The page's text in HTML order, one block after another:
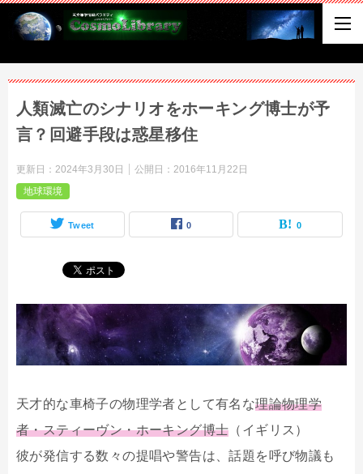
人類滅亡のシナリオをホーキング博士が予
言？回避手段は惑星移住
更新日： 2024年3月30日 公開日： 2016年11月22日
地球環境
Tweet 0 0
天才的な車椅子の物理学者として有名な理論物理学
者・スティーヴン・ホーキング博士 （イギリス）
彼が発信する数々の提唱や警告は、話題を呼び物議も